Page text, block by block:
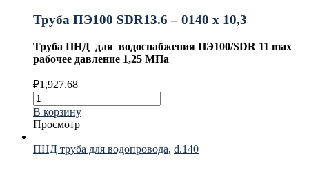
Труба ПЭ100 SDR13.6 – 0140 х 10,3
Труба ПНД для водоснабжения ПЭ100/SDR 11 max
рабочее давление 1,25 МПа
₽1,927.68
В корзину
Просмотр
ПНД труба для водопровода, d.140